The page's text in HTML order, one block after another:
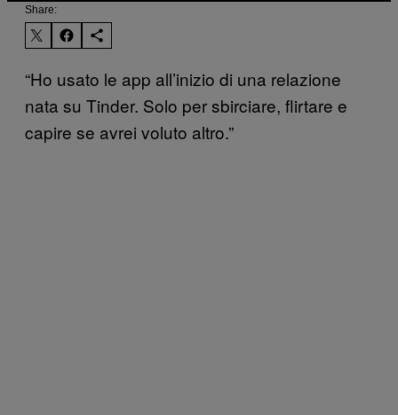
Share:
“Ho usato le app all’inizio di una relazione
nata su Tinder. Solo per sbirciare, flirtare e
capire se avrei voluto altro.”